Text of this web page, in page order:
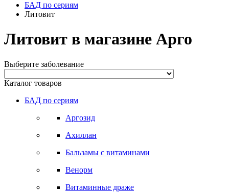
БАД по сериям
Литовит
Литовит в магазине Арго
Выберите заболевание
Каталог товаров
БАД по сериям
Аргозид
Ахиллан
Бальзамы с витаминами
Венорм
Витаминные драже